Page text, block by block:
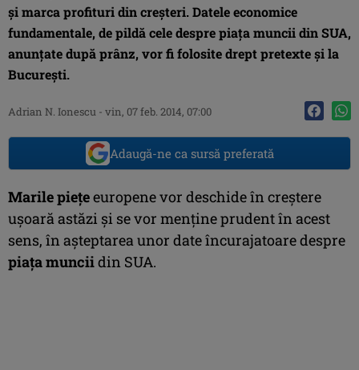
şi marca profituri din creşteri. Datele economice
fundamentale, de pildă cele despre piaţa muncii din SUA,
anunţate după prânz, vor fi folosite drept pretexte şi la
Bucureşti.
Adrian N. Ionescu - vin, 07 feb. 2014, 07:00
Adaugă-ne ca sursă preferată
Marile pieţeeuropene vor deschide în creştere
uşoară astăzi şi se vor menţine prudent în acest
sens, în aşteptarea unor date încurajatoare despre
piaţa munciidin SUA.